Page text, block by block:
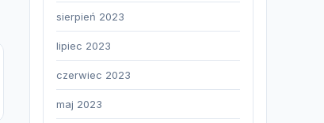
sierpień 2023
lipiec 2023
czerwiec 2023
maj 2023